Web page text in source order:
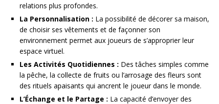
relations plus profondes.
La Personnalisation : La possibilité de décorer sa maison,
de choisir ses vêtements et de façonner son
environnement permet aux joueurs de s’approprier leur
espace virtuel.
Les Activités Quotidiennes : Des tâches simples comme
la pêche, la collecte de fruits ou l’arrosage des fleurs sont
des rituels apaisants qui ancrent le joueur dans le monde.
L’Échange et le Partage : La capacité d’envoyer des